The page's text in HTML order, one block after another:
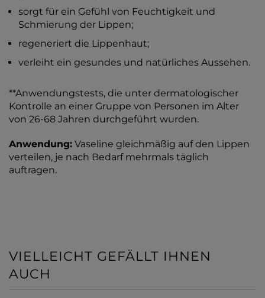
sorgt für ein Gefühl von Feuchtigkeit und
Schmierung der Lippen;
regeneriert die Lippenhaut;
verleiht ein gesundes und natürliches Aussehen.
**Anwendungstests, die unter dermatologischer
Kontrolle an einer Gruppe von Personen im Alter
von 26-68 Jahren durchgeführt wurden.
Anwendung: Vaseline gleichmäßig auf den Lippen
verteilen, je nach Bedarf mehrmals täglich
auftragen.
VIELLEICHT GEFÄLLT IHNEN
AUCH